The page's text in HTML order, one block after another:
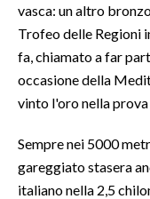
SARDI NEL MONDO
NOTIZIE
EVENTI
3 MINUTI CON
vasca: un altro
Trofeo delle Regioni
fa, chiamato a far
occasione della
vinto l'oro nella prova
Sempre nei 5000
gareggiato stasera
italiano nella 2,5